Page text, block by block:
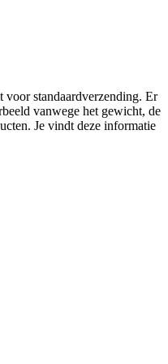
voor standaardverzending. Er
vanwege het gewicht, de
Je vindt deze informatie